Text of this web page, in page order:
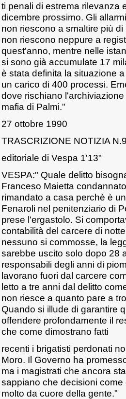
ti penali di estrema rilevanza
dicembre prossimo. Gli
non riescono a smaltire più
non riescono neppure a
quest'anno, mentre nelle
si sono già accumulate 17
è stata definita la situazione
un carico di 400 processi.
dove rischiano
mafia di Palmi."
27 ottobre 1990
TRASCRIZIONE NOTIZIA
editoriale di Vespa 1'13"
VESPA:" Quale delitto
Franceso Maietta
rimandato a casa perchè è
Fenaroli nel penitenziario di
prese l'ergastolo. Si
contabilità del carcere di
nessuno si commosse, la
sarebbe uscito solo dopo 28
responsabili degli anni di
lavorano fuori dal carcere
letto a tre anni dal delitto
non riesce a quanto pare a
Quando si illude di garantire
offendere profondamente il
che come dimostrano fatti
recenti i brigatisti perdonati
Moro. Il Governo ha
ma i magistrati che ancora
sappiano che decisioni
molto da cuore della gente."